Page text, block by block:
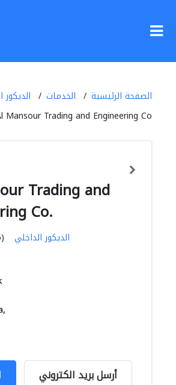
الصفحة الرئيسية الخدمات
الديكور
Mansour Trading and Engineering Co.
Trading and
Co.
الديكور الداخلي
أرسل بريد الكتروني